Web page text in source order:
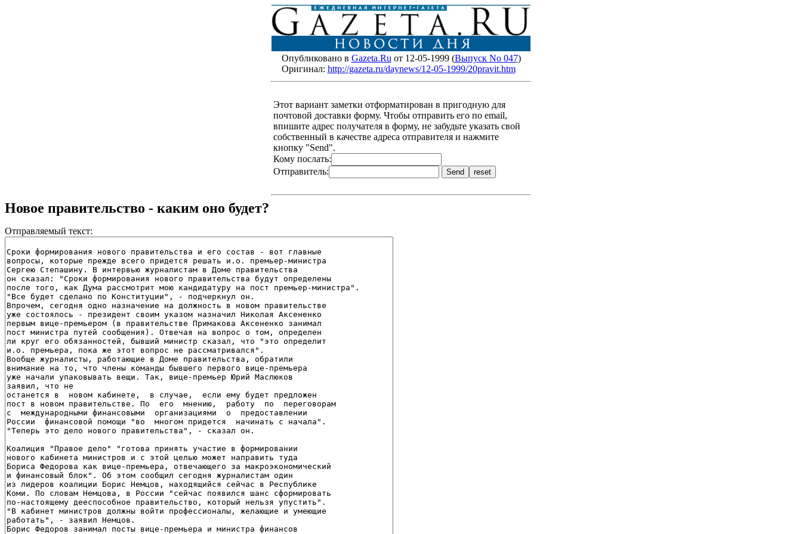
Опубликовано в Gazeta.Ru от 12-05-1999 (Выпуск No 047)
Оригинал: http://gazeta.ru/daynews/12-05-1999/20pravit.htm
Этот вариант заметки отформатирован в пригодную для
почтовой доставки форму. Чтобы отправить его по email,
впишите адрес получателя в форму, не забудьте указать свой
собственный в качестве адреса отправителя и нажмите
кнопку "Send".
Кому послать:
Отправитель:
Новое правительство - каким оно будет?
Отправляемый текст: